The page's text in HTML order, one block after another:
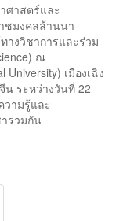
าสตร์และ
ชมงคลล้านนา
างวิชาการและร่วม
ณ
เมืองเฉิง
ระหว่างวันที่ 22-
วามรู้และ
ชาร่วมกัน